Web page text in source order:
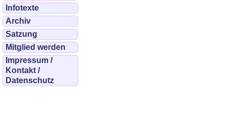
Infotexte
Archiv
Satzung
Mitglied werden
Impressum /
Kontakt /
Datenschutz